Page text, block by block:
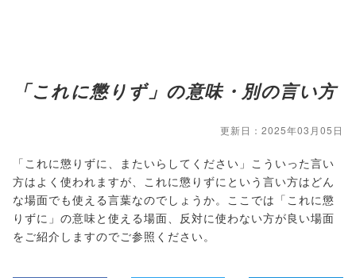
「これに懲りず」の意味・別の言い方
更新日：2025年03月05日
「これに懲りずに、またいらしてください」こういった言い
方はよく使われますが、これに懲りずにという言い方はどん
な場面でも使える言葉なのでしょうか。ここでは「これに懲
りずに」の意味と使える場面、反対に使わない方が良い場面
をご紹介しますのでご参照ください。